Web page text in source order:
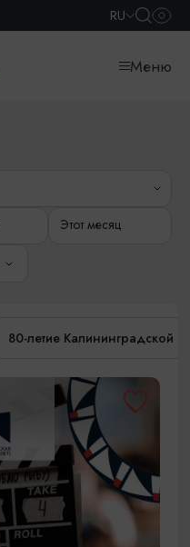
RU
Меню
Этот месяц
80-летие Калининградской